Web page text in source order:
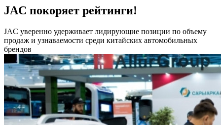
JAC покоряет рейтинги!
JAС уверенно удерживает лидирующие позиции по объему
продаж и узнаваемости среди китайских автомобильных
брендов